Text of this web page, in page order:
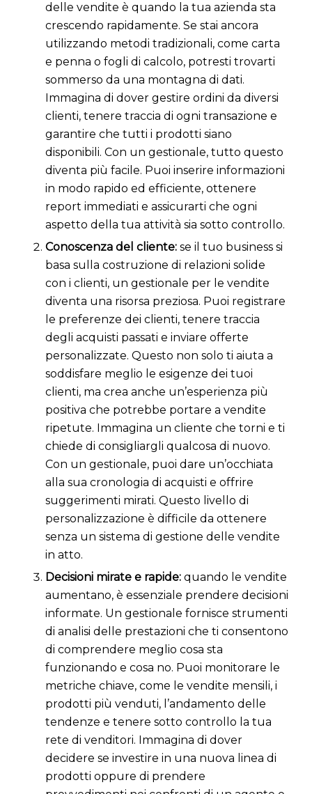
delle vendite è quando la tua azienda sta
crescendo rapidamente. Se stai ancora
utilizzando metodi tradizionali, come carta
e penna o fogli di calcolo, potresti trovarti
sommerso da una montagna di dati.
Immagina di dover gestire ordini da diversi
clienti, tenere traccia di ogni transazione e
garantire che tutti i prodotti siano
disponibili. Con un gestionale, tutto questo
diventa più facile. Puoi inserire informazioni
in modo rapido ed efficiente, ottenere
report immediati e assicurarti che ogni
aspetto della tua attività sia sotto controllo.
Conoscenza del cliente: se il tuo business si
basa sulla costruzione di relazioni solide
con i clienti, un gestionale per le vendite
diventa una risorsa preziosa. Puoi registrare
le preferenze dei clienti, tenere traccia
degli acquisti passati e inviare offerte
personalizzate. Questo non solo ti aiuta a
soddisfare meglio le esigenze dei tuoi
clienti, ma crea anche un’esperienza più
positiva che potrebbe portare a vendite
ripetute. Immagina un cliente che torni e ti
chiede di consigliargli qualcosa di nuovo.
Con un gestionale, puoi dare un’occhiata
alla sua cronologia di acquisti e offrire
suggerimenti mirati. Questo livello di
personalizzazione è difficile da ottenere
senza un sistema di gestione delle vendite
in atto.
Decisioni mirate e rapide: quando le vendite
aumentano, è essenziale prendere decisioni
informate. Un gestionale fornisce strumenti
di analisi delle prestazioni che ti consentono
di comprendere meglio cosa sta
funzionando e cosa no. Puoi monitorare le
metriche chiave, come le vendite mensili, i
prodotti più venduti, l’andamento delle
tendenze e tenere sotto controllo la tua
rete di venditori. Immagina di dover
decidere se investire in una nuova linea di
prodotti oppure di prendere